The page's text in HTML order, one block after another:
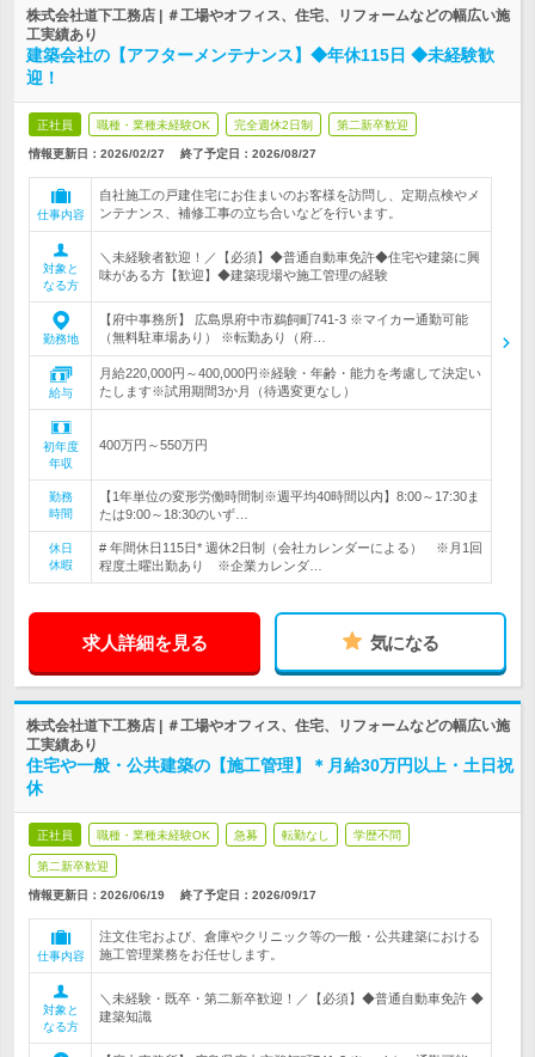
株式会社道下工務店 | ＃工場やオフィス、住宅、リフォームなどの幅広い施
工実績あり
建築会社の【アフターメンテナンス】◆年休115日 ◆未経験歓
迎！
正社員 職種・業種未経験OK 完全週休2日制 第二新卒歓迎
情報更新日：2026/02/27 終了予定日： 2026/08/27
仕事内容
自社施工の戸建住宅にお住まいのお客様を訪問し、定期点検やメ
ンテナンス、補修工事の立ち合いなどを行います。
対象と
なる方
＼未経験者歓迎！／【必須】◆普通自動車免許◆住宅や建築に興
味がある方【歓迎】◆建築現場や施工管理の経験
勤務地
【府中事務所】 広島県府中市鵜飼町741-3 ※マイカー通勤可能
（無料駐車場あり） ※転勤あり（府…
給与
月給220,000円～400,000円※経験・年齢・能力を考慮して決定い
たします※試用期間3か月（待遇変更なし）
初年度
年収
400万円～550万円
勤務
時間
【1年単位の変形労働時間制※週平均40時間以内】8:00～17:30ま
たは9:00～18:30のいず…
休日
休暇
# 年間休日115日* 週休2日制（会社カレンダーによる） ※月1回
程度土曜出勤あり ※企業カレンダ…
求人詳細を見る 気になる
株式会社道下工務店 | ＃工場やオフィス、住宅、リフォームなどの幅広い施
工実績あり
住宅や一般・公共建築の【施工管理】＊月給30万円以上・土日祝
休
正社員 職種・業種未経験OK 急募 転勤なし 学歴不問
第二新卒歓迎
情報更新日：2026/06/19 終了予定日： 2026/09/17
仕事内容
注文住宅および、倉庫やクリニック等の一般・公共建築における
施工管理業務をお任せします。
対象と
なる方
＼未経験・既卒・第二新卒歓迎！／【必須】◆普通自動車免許 ◆
建築知識